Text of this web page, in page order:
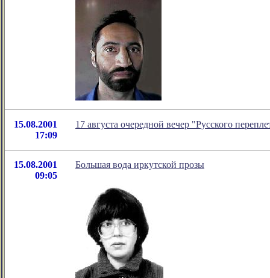
15.08.2001
17:09
17 августа очередной вечер "Русского
15.08.2001
09:05
Большая вода иркутской прозы